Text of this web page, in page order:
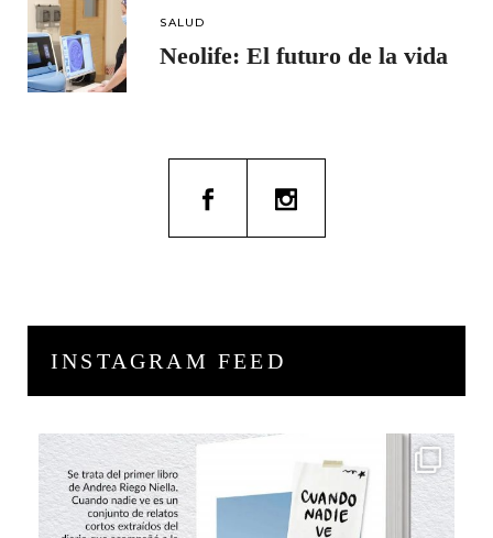
SALUD
Neolife: El futuro de la vida
INSTAGRAM FEED